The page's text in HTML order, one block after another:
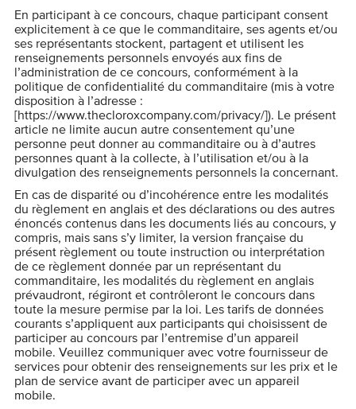
En participant à ce concours, chaque participant consent
explicitement à ce que le commanditaire, ses agents et/ou
ses représentants stockent, partagent et utilisent les
renseignements personnels envoyés aux fins de
l’administration de ce concours, conformément à la
politique de confidentialité du commanditaire (mis à votre
disposition à l’adresse :
[https://www.thecloroxcompany.com/privacy/]). Le présent
article ne limite aucun autre consentement qu’une
personne peut donner au commanditaire ou à d’autres
personnes quant à la collecte, à l’utilisation et/ou à la
divulgation des renseignements personnels la concernant.
En cas de disparité ou d’incohérence entre les modalités
du règlement en anglais et des déclarations ou des autres
énoncés contenus dans les documents liés au concours, y
compris, mais sans s’y limiter, la version française du
présent règlement ou toute instruction ou interprétation
de ce règlement donnée par un représentant du
commanditaire, les modalités du règlement en anglais
prévaudront, régiront et contrôleront le concours dans
toute la mesure permise par la loi. Les tarifs de données
courants s’appliquent aux participants qui choisissent de
participer au concours par l’entremise d’un appareil
mobile. Veuillez communiquer avec votre fournisseur de
services pour obtenir des renseignements sur les prix et le
plan de service avant de participer avec un appareil
mobile.